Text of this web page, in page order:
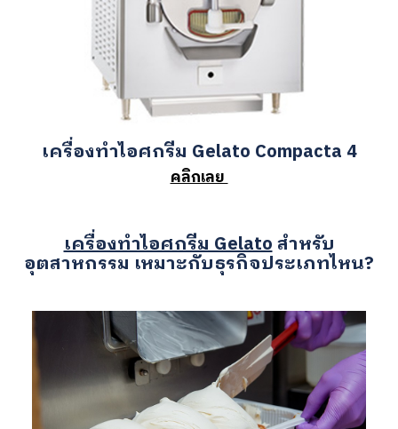
เครื่องทำไอศกรีม Gelato Compacta 4
คลิกเลย
เครื่องทำไอศกรีม Gelatoสำหรับ
อุตสาหกรรม เหมาะกับธุรกิจประเภทไหน?